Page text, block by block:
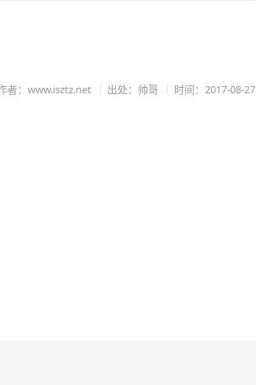
者：www.isztz.net 出处：帅哥 时间：2017-08-27